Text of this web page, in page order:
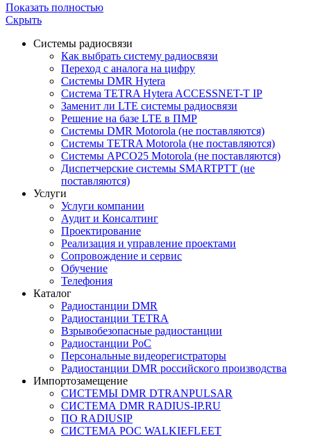
Показать полностью
Скрыть
Системы радиосвязи
Как выбрать систему радиосвязи
Переход с аналога на цифру
Системы DMR Hytera
Система TETRA Hytera ACCESSNET-T IP
Заменит ли LTE системы радиосвязи
Решение на базе LTE в ПМР
Системы DMR Motorola (не поставляются)
Системы TETRA Motorola (не поставляются)
Системы APCO25 Motorola (не поставляются)
Диспетчерские системы SMARTPTT (не
поставляются)
Услуги
Услуги компании
Аудит и Консалтинг
Проектирование
Реализация и управление проектами
Сопровождение и сервис
Обучение
Телефония
Каталог
Радиостанции DMR
Радиостанции TETRA
Взрывобезопасные радиостанции
Радиостанции PoC
Персональные видеорегистраторы
Радиостанции DMR российского производства
Импортозамещение
СИСТЕМЫ DMR DTRANPULSAR
СИСТЕМА DMR RADIUS-IP.RU
ПО RADIUSIP
CИСТЕМА POC WALKIEFLEET